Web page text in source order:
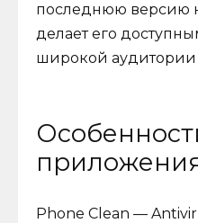
последнюю версию
делает его
широкой аудитории
Phone Clean —